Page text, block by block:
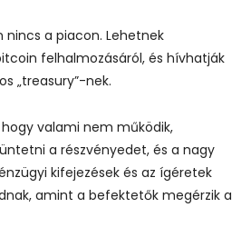
nincs a piacon. Lehetnek
felhalmozásáról, és hívhatják
„treasury”-nek.
valami nem működik,
a részvényedet, és a nagy
kifejezések és az ígéretek
amint a befektetők megérzik a